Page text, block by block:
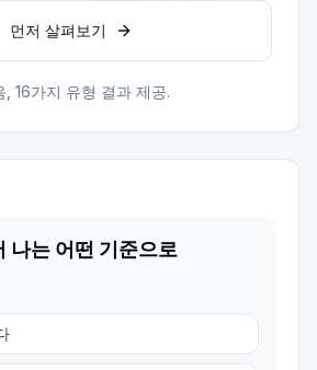
먼저 살펴보기
16가지 유형 결과 제공.
나는 어떤 기준으로